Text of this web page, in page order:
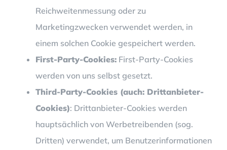
Reichweitenmessung oder zu
Marketingzwecken verwendet werden, in
einem solchen Cookie gespeichert werden.
First-Party-Cookies: First-Party-Cookies
werden von uns selbst gesetzt.
Third-Party-Cookies (auch: Drittanbieter-
Cookies): Drittanbieter-Cookies werden
hauptsächlich von Werbetreibenden (sog.
Dritten) verwendet, um Benutzerinformationen